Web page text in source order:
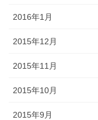
2016年1月
2015年12月
2015年11月
2015年10月
2015年9月